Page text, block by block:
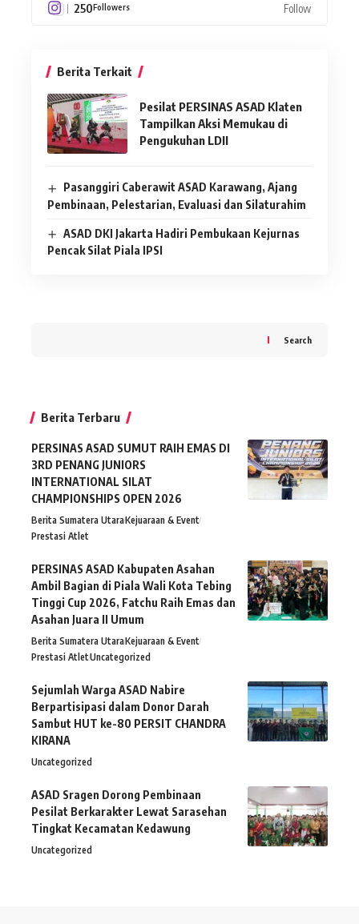
250Followers Follow
Berita Terkait
Pesilat PERSINAS ASAD Klaten
Tampilkan Aksi Memukau di
Pengukuhan LDII
Pasanggiri Caberawit ASAD Karawang, Ajang
Pembinaan, Pelestarian, Evaluasi dan Silaturahim
ASAD DKI Jakarta Hadiri Pembukaan Kejurnas
Pencak Silat Piala IPSI
Search
Berita Terbaru
PERSINAS ASAD SUMUT RAIH EMAS DI
3RD PENANG JUNIORS
INTERNATIONAL SILAT
CHAMPIONSHIPS OPEN 2026
Berita Sumatera UtaraKejuaraan & Event
Prestasi Atlet
PERSINAS ASAD Kabupaten Asahan
Ambil Bagian di Piala Wali Kota Tebing
Tinggi Cup 2026, Fatchu Raih Emas dan
Asahan Juara II Umum
Berita Sumatera UtaraKejuaraan & Event
Prestasi AtletUncategorized
Sejumlah Warga ASAD Nabire
Berpartisipasi dalam Donor Darah
Sambut HUT ke-80 PERSIT CHANDRA
KIRANA
Uncategorized
ASAD Sragen Dorong Pembinaan
Pesilat Berkarakter Lewat Sarasehan
Tingkat Kecamatan Kedawung
Uncategorized